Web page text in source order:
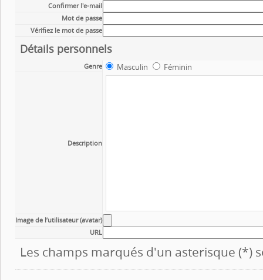
Confirmer l'e-mail
Mot de passe
Vérifiez le mot de passe
Détails personnels
Genre Masculin Féminin
Description
Image de l’utilisateur (avatar)
URL
Les champs marqués d'un asterisque (*)